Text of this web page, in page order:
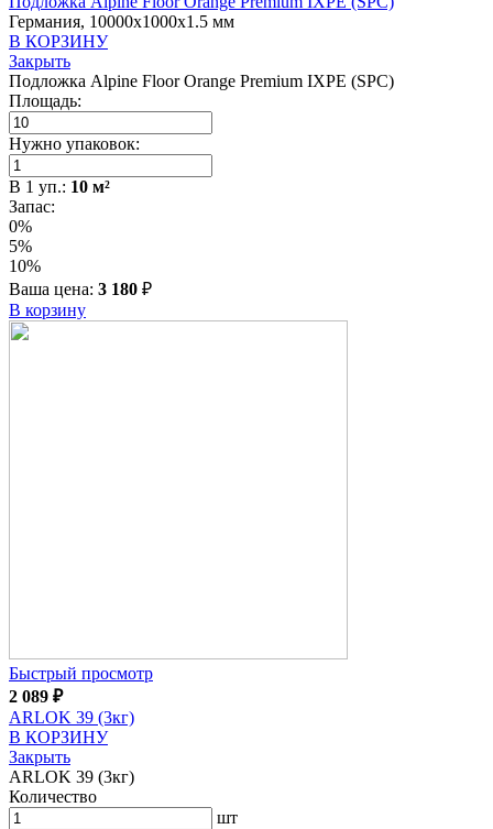
Германия, 10000x1000x1.5 мм
В КОРЗИНУ
Закрыть
Подложка Alpine Floor Orange Premium IXPE (SPC)
Площадь:
Нужно упаковок:
В 1 уп.: 10 м²
Запас:
0%
5%
10%
Ваша цена: 3 180 ₽
В корзину
Быстрый просмотр
2 089 ₽
ARLOK 39 (3кг)
В КОРЗИНУ
Закрыть
ARLOK 39 (3кг)
Количество
шт